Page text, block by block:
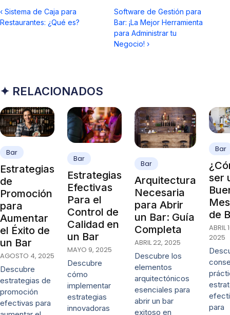
‹ Sistema de Caja para
Restaurantes: ¿Qué es?
Software de Gestión para
Bar: ¡La Mejor Herramienta
para Administrar tu
Negocio! ›
✦ RELACIONADOS
Bar
Estrategias
de
Promoción
para
Aumentar
el Éxito de
un Bar
AGOSTO 4, 2025
Descubre
estrategias de
promoción
efectivas para
Bar
Estrategias
Efectivas
Para el
Control de
Calidad en
un Bar
MAYO 9, 2025
Descubre
cómo
implementar
estrategias
innovadoras
Bar
Arquitectura
Necesaria
para Abrir
un Bar: Guía
Completa
ABRIL 22, 2025
Descubre los
elementos
arquitectónicos
esenciales para
abrir un bar
exitoso en
Bar
ser
de
ABRIL
2025
para